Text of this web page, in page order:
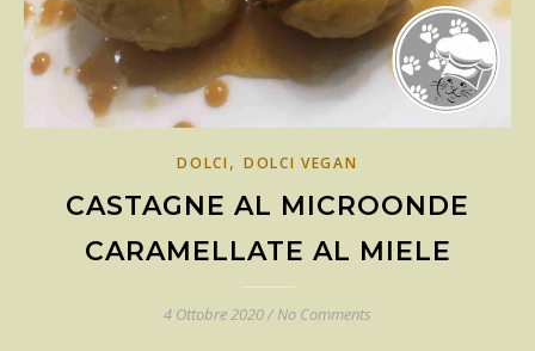
DOLCI, DOLCI VEGAN
CASTAGNE AL MICROONDE
CARAMELLATE AL MIELE
4 Ottobre 2020/ No Comments